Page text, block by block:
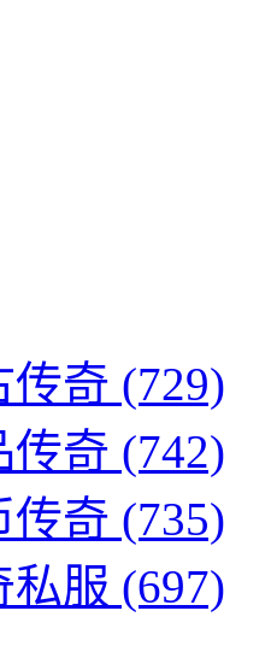
传奇 (729)
传奇 (742)
传奇 (735)
私服 (697)